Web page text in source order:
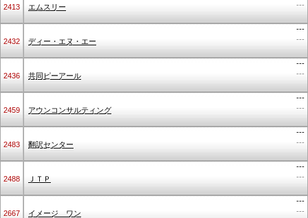
2413 エムスリー
---
2432 ディー・エヌ・エー
---
---
2436 共同ピーアール
---
---
2459 アウンコンサルティング
---
---
2483 翻訳センター
---
---
2488 ＪＴＰ
---
---
2667 イメージ ワン
---
---